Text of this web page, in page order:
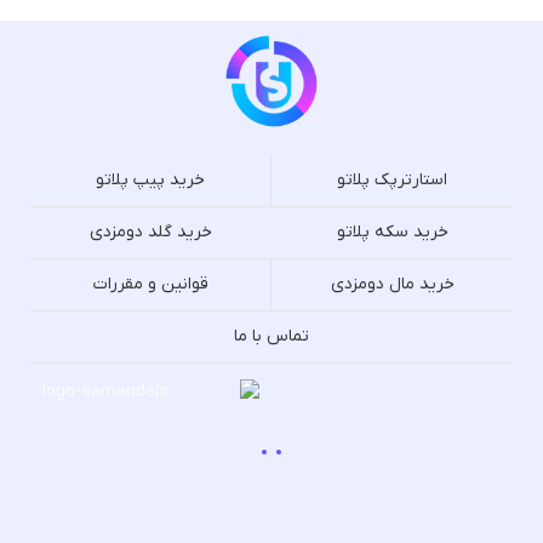
استارترپک پلاتو خرید پیپ پلاتو
خرید سکه پلاتو خرید گلد دومزدی
خرید مال دومزدی قوانین و مقررات
تماس با ما